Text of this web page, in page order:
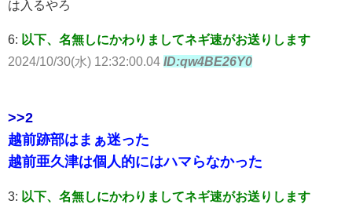
は入るやろ
6: 以下、名無しにかわりましてネギ速がお送りします
2024/10/30(水) 12:32:00.04 ID:qw4BE26Y0
>>2
越前跡部はまぁ迷った
越前亜久津は個人的にはハマらなかった
3: 以下、名無しにかわりましてネギ速がお送りします